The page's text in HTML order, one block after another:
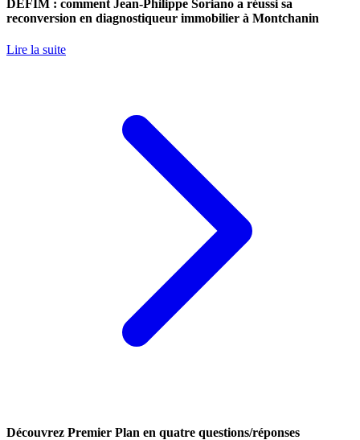
DEFIM : comment Jean-Philippe Soriano a réussi sa
reconversion en diagnostiqueur immobilier à Montchanin
Lire la suite
Découvrez Premier Plan en quatre questions/réponses